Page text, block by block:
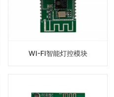
WI-FI智能灯控模块